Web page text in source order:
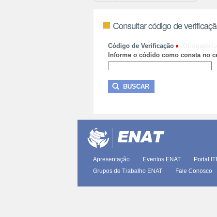
Consultar código de
Código de Verificação
Informe o códido como consta no
Apresentação Eventos ENAT Portal
Grupos de Trabalho ENAT
Fale Conosco